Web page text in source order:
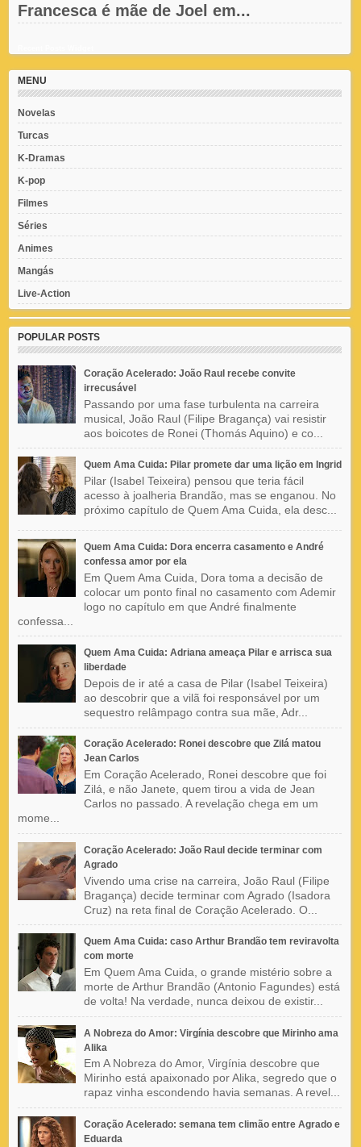
Francesca é mãe de Joel em...
MENU
Novelas
Turcas
K-Dramas
K-pop
Filmes
Séries
Animes
Mangás
Live-Action
POPULAR POSTS
Coração Acelerado: João Raul recebe convite
irrecusável
Passando por uma fase turbulenta na carreira
musical, João Raul (Filipe Bragança) vai resistir
aos boicotes de Ronei (Thomás Aquino) e co...
Quem Ama Cuida: Pilar promete dar uma lição em Ingrid
Pilar (Isabel Teixeira) pensou que teria fácil
acesso à joalheria Brandão, mas se enganou. No
próximo capítulo de Quem Ama Cuida, ela desc...
Quem Ama Cuida: Dora encerra casamento e André
confessa amor por ela
Em Quem Ama Cuida, Dora toma a decisão de
colocar um ponto final no casamento com Ademir
logo no capítulo em que André finalmente
confessa...
Quem Ama Cuida: Adriana ameaça Pilar e arrisca sua
liberdade
Depois de ir até a casa de Pilar (Isabel Teixeira)
ao descobrir que a vilã foi responsável por um
sequestro relâmpago contra sua mãe, Adr...
Coração Acelerado: Ronei descobre que Zilá matou
Jean Carlos
Em Coração Acelerado, Ronei descobre que foi
Zilá, e não Janete, quem tirou a vida de Jean
Carlos no passado. A revelação chega em um
mome...
Coração Acelerado: João Raul decide terminar com
Agrado
Vivendo uma crise na carreira, João Raul (Filipe
Bragança) decide terminar com Agrado (Isadora
Cruz) na reta final de Coração Acelerado. O...
Quem Ama Cuida: caso Arthur Brandão tem reviravolta
com morte
Em Quem Ama Cuida, o grande mistério sobre a
morte de Arthur Brandão (Antonio Fagundes) está
de volta! Na verdade, nunca deixou de existir...
A Nobreza do Amor: Virgínia descobre que Mirinho ama
Alika
Em A Nobreza do Amor, Virgínia descobre que
Mirinho está apaixonado por Alika, segredo que o
rapaz vinha escondendo havia semanas. A revel...
Coração Acelerado: semana tem climão entre Agrado e
Eduarda